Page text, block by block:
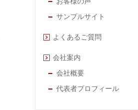
サンプルサイト
よくあるご質問
会社案内
会社概要
代表者プロフィール